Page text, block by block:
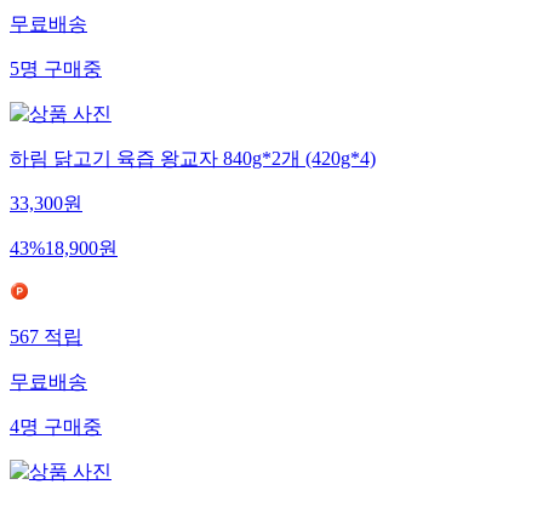
무료배송
5명구매중
하림 닭고기 육즙 왕교자 840g*2개 (420g*4)
33,300원
43%18,900원
567적립
무료배송
4명구매중